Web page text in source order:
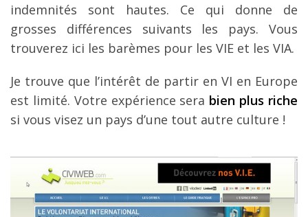
indemnités sont hautes. Ce qui donne de
grosses différences suivants les pays. Vous
trouverez ici les barèmes pour les VIE et les VIA.
Je trouve que l’intérêt de partir en VI en Europe
est limité. Votre expérience sera bien plus riche
si vous visez un pays d’une tout autre culture !